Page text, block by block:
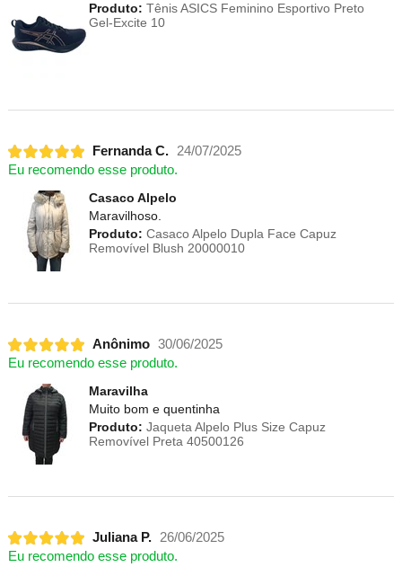
Produto: Tênis ASICS Feminino Esportivo Preto
Gel-Excite 10
Fernanda C.
24/07/2025
Eu recomendo esse produto.
Casaco Alpelo
Maravilhoso.
Produto: Casaco Alpelo Dupla Face Capuz
Removível Blush 20000010
Anônimo 30/06/2025
Eu recomendo esse produto.
Maravilha
Muito bom e quentinha
Produto: Jaqueta Alpelo Plus Size Capuz
Removível Preta 40500126
Juliana P.
26/06/2025
Eu recomendo esse produto.